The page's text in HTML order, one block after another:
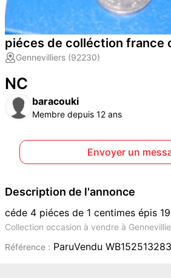
piéces de colléction france
Gennevilliers (92230)
NC
baracouki
Membre depuis 12 ans
Envoyer un
Description de l'annonce
céde 4 piéces de 1 centimes épis
Collection occasion à vendre à
Référence : ParuVendu WB152513283